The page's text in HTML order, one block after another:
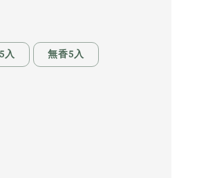
入 無香5入